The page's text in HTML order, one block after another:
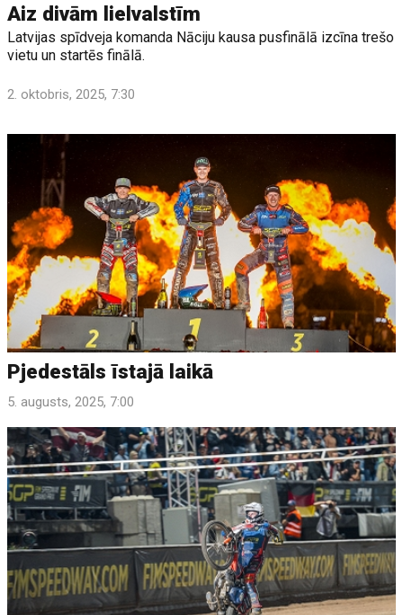
Aiz divām lielvalstīm
Latvijas spīdveja komanda Nāciju kausa pusfinālā izcīna trešo
vietu un startēs finālā.
2. oktobris, 2025, 7:30
Pjedestāls īstajā laikā
5. augusts, 2025, 7:00